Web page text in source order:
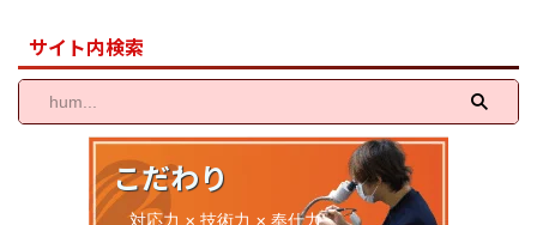
サイト内検索
こだわり
対応力 × 技術力 × 奉仕力